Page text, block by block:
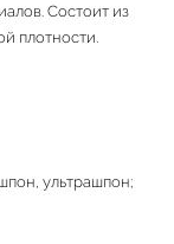
Состоит из
плотности.
ультрашпон;